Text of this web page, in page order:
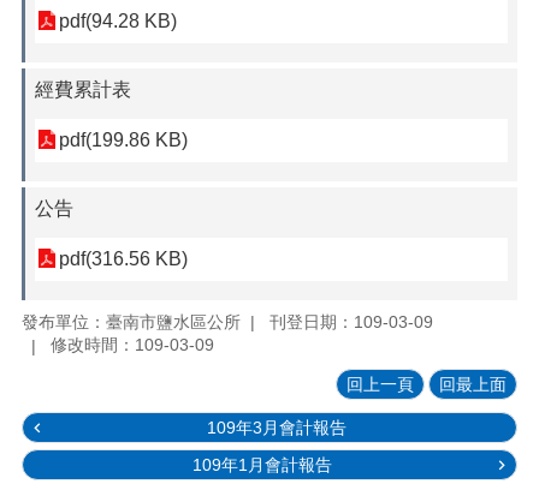
pdf(94.28 KB)
經費累計表
pdf(199.86 KB)
公告
pdf(316.56 KB)
發布單位：臺南市鹽水區公所
刊登日期：109-03-09
修改時間：109-03-09
回上一頁 回最上面
109年3月會計報告
109年1月會計報告